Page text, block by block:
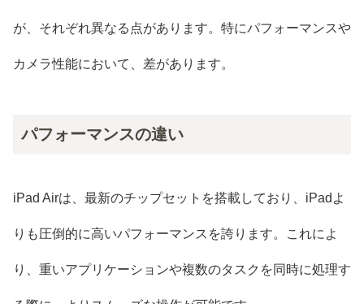
が、それぞれ異なる点があります。特にパフォーマンスや
カメラ性能において、差があります。
パフォーマンスの違い
iPad Airは、最新のチップセットを搭載しており、iPadよ
りも圧倒的に高いパフォーマンスを誇ります。これによ
り、重いアプリケーションや複数のタスクを同時に処理す